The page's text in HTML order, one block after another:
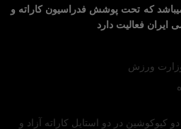
که تحت پوشش فدراسیون کاراته و
ایران فعالیت دارد
ورزش
کیوکوشین در دو استایل کاراته آزاد و